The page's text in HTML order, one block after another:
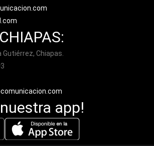
Chiapas.
app!